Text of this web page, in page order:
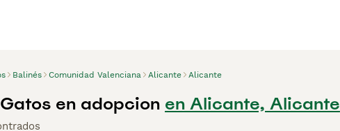
Balinés Comunidad Valenciana Alicante Alicante
en adopcion en Alicante, Alicante